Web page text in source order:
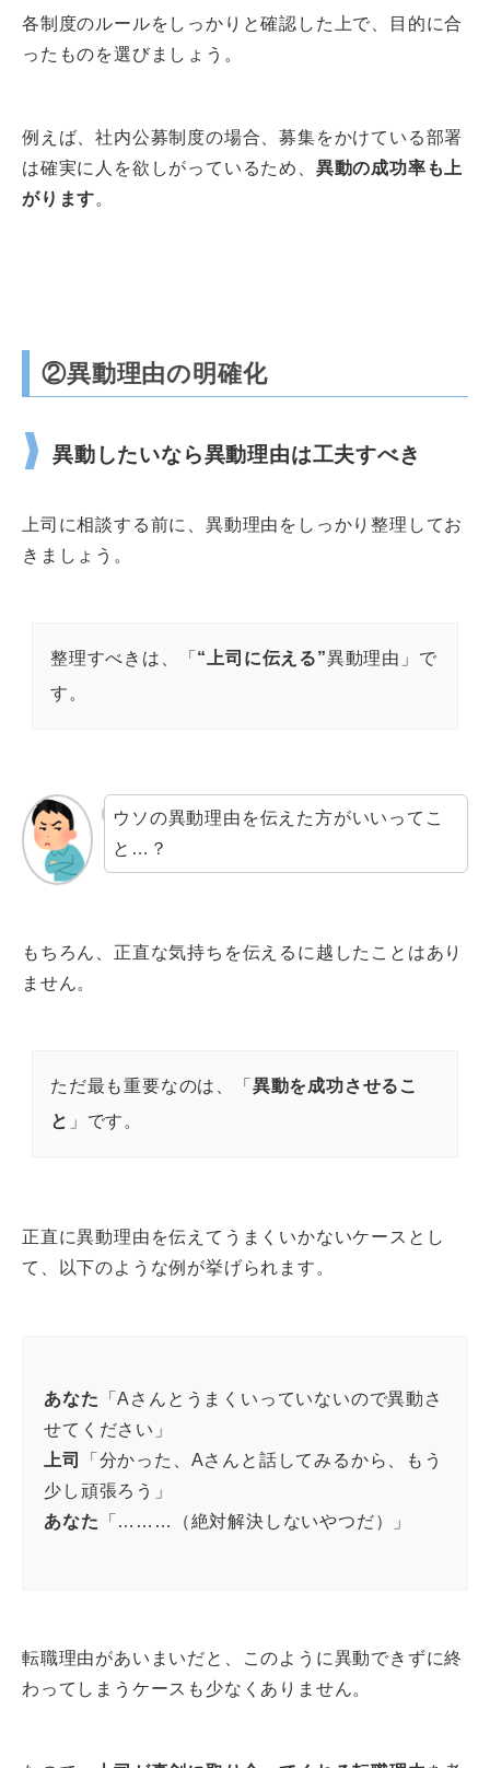
各制度のルールをしっかりと確認した上で、目的に合
ったものを選びましょう。
例えば、社内公募制度の場合、募集をかけている部署
は確実に人を欲しがっているため、 異動の成功率も上
がります。
②異動理由の明確化
異動したいなら異動理由は工夫すべき
上司に相談する前に、異動理由をしっかり整理してお
きましょう。
整理すべきは、「 “上司に伝える”異動理由」で
す。
ウソの異動理由を伝えた方がいいってこ
と…？
もちろん、正直な気持ちを伝えるに越したことはあり
ません。
ただ最も重要なのは、「 異動を成功させるこ
と 」です。
正直に異動理由を伝えてうまくいかないケースとし
て、以下のような例が挙げられます。
あなた 「Aさんとうまくいっていないので異動さ
せてください」
上司
「分かった、Aさんと話してみるから、もう
少し頑張ろう」
あなた 「………（絶対解決しないやつだ）」
転職理由があいまいだと、このように異動できずに終
わってしまうケースも少なくありません。